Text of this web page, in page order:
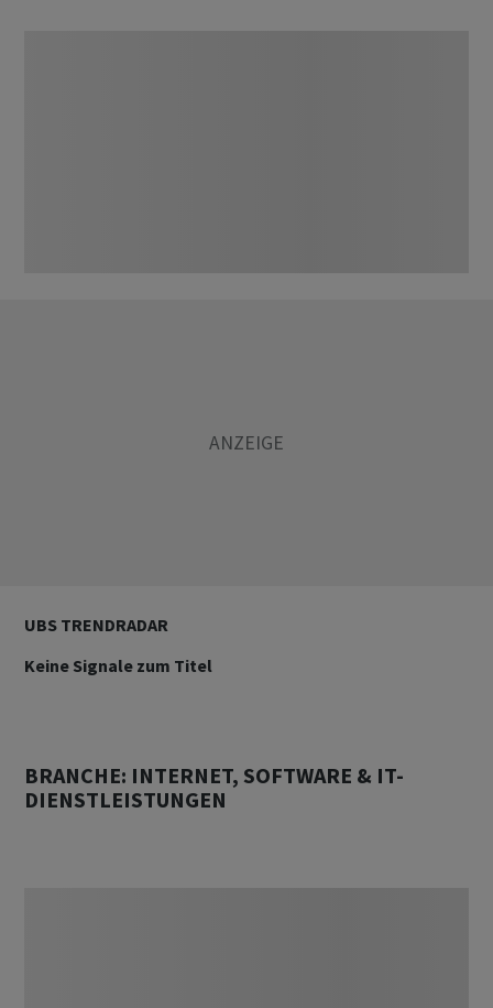
UBS TRENDRADAR
Keine Signale zum Titel
BRANCHE: INTERNET, SOFTWARE & IT-
DIENSTLEISTUNGEN